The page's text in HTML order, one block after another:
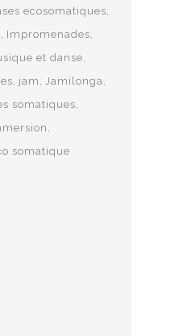
ecosomatiques
Impromenades
et danse
jam Jamilonga
somatiques
somatique